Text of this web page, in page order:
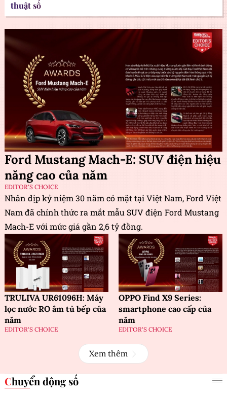
thuật số
Ford Mustang Mach-E: SUV điện hiệu
năng cao của năm
EDITOR'S CHOICE
Nhân dịp kỷ niệm 30 năm có mặt tại Việt Nam, Ford Việt
Nam đã chính thức ra mắt mẫu SUV điện Ford Mustang
Mach-E với mức giá gần 2,6 tỷ đồng.
TRULIVA UR61096H: Máy
lọc nước RO âm tủ bếp của
năm
EDITOR'S CHOICE
OPPO Find X9 Series:
smartphone cao cấp của
năm
EDITOR'S CHOICE
Xem thêm
Chuyển động số